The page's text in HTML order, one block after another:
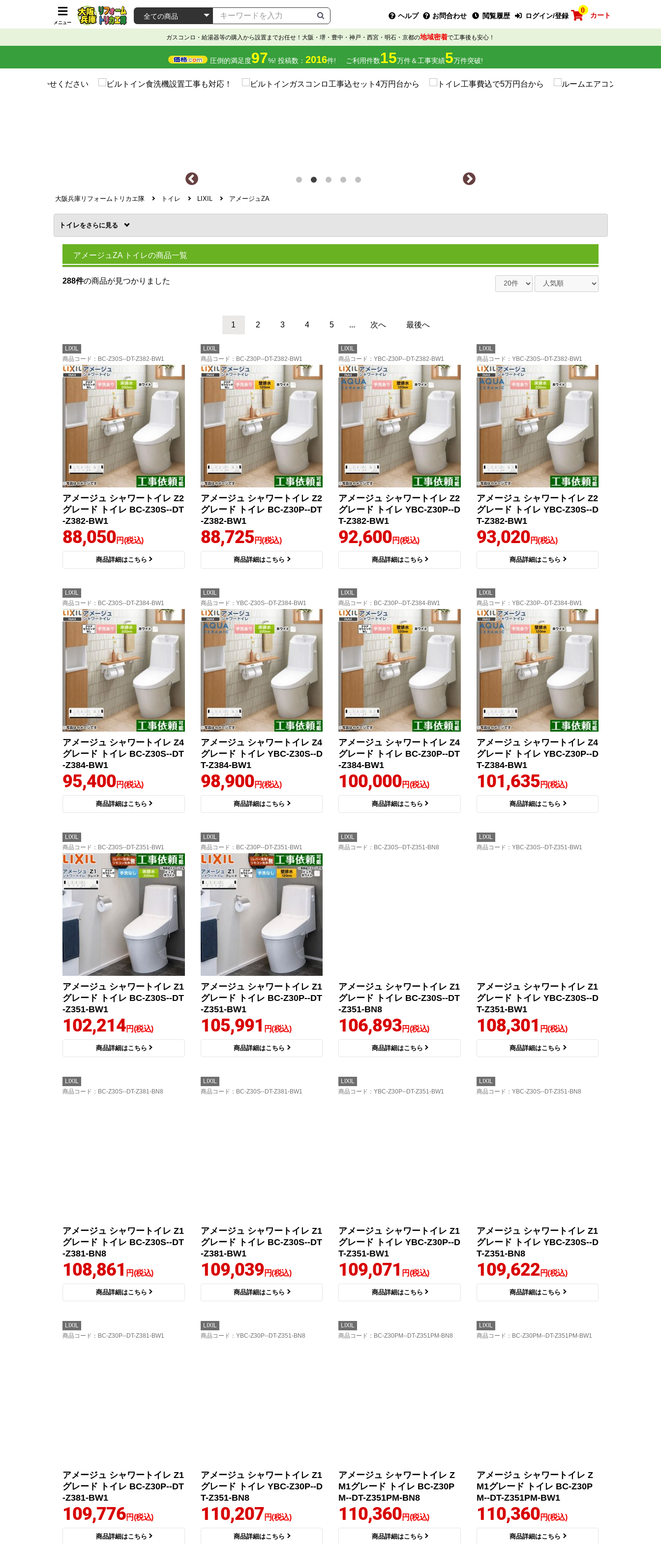
メニュー
ヘルプ お問合わせ 閲覧履歴 ログイン/登録
0
カート
ガスコンロ・給湯器等の購入から設置までお任せ！大阪・堺・豊中・神戸・西宮・明石・京都の地域密着で工事後も安心！
圧倒的満足度97%! 投稿数： 2016件! ご利用件数15万件＆工事実績5万件突破!
大阪兵庫リフォームトリカエ隊 トイレ LIXIL アメージュZA
トイレを
アメージュZA トイレの商品一覧
288件の商品が見つかりました
1 2 3 4 5 ... 次へ 最後へ
LIXIL
商品コード ：BC-Z30S--DT-Z382-BW1
アメージュ シャワートイレ Z2
グレード トイレ BC-Z30S--DT
-Z382-BW1
88,050円(税込)
商品詳細はこちら
LIXIL
商品コード ：BC-Z30P--DT-Z382-BW1
アメージュ シャワートイレ Z2
グレード トイレ BC-Z30P--DT
-Z382-BW1
88,725円(税込)
商品詳細はこちら
LIXIL
商品コード ：YBC-Z30P--DT-Z382-BW1
アメージュ シャワートイレ Z2
グレード トイレ YBC-Z30P--D
T-Z382-BW1
92,600円(税込)
商品詳細はこちら
LIXIL
商品コード ：YBC-Z30S--DT-Z382-BW1
アメージュ シャワートイレ Z2
グレード トイレ YBC-Z30S--D
T-Z382-BW1
93,020円(税込)
商品詳細はこちら
LIXIL
商品コード ：BC-Z30S--DT-Z384-BW1
アメージュ シャワートイレ Z4
グレード トイレ BC-Z30S--DT
-Z384-BW1
95,400円(税込)
商品詳細はこちら
LIXIL
商品コード ：YBC-Z30S--DT-Z384-BW1
アメージュ シャワートイレ Z4
グレード トイレ YBC-Z30S--D
T-Z384-BW1
98,900円(税込)
商品詳細はこちら
LIXIL
商品コード ：BC-Z30P--DT-Z384-BW1
アメージュ シャワートイレ Z4
グレード トイレ BC-Z30P--DT
-Z384-BW1
100,000円(税込)
商品詳細はこちら
LIXIL
商品コード ：YBC-Z30P--DT-Z384-BW1
アメージュ シャワートイレ Z4
グレード トイレ YBC-Z30P--D
T-Z384-BW1
101,635円(税込)
商品詳細はこちら
LIXIL
商品コード ：BC-Z30S--DT-Z351-BW1
アメージュ シャワートイレ Z1
グレード トイレ BC-Z30S--DT
-Z351-BW1
102,214円(税込)
商品詳細はこちら
LIXIL
商品コード ：BC-Z30P--DT-Z351-BW1
アメージュ シャワートイレ Z1
グレード トイレ BC-Z30P--DT
-Z351-BW1
105,991 円(税込)
商品詳細はこちら
LIXIL
商品コード ：BC-Z30S--DT-Z351-BN8
アメージュ シャワートイレ Z1
グレード トイレ BC-Z30S--DT
-Z351-BN8
106,893円(税込)
商品詳細はこちら
LIXIL
商品コード ：YBC-Z30S--DT-Z351-BW1
アメージュ シャワートイレ Z1
グレード トイレ YBC-Z30S--D
T-Z351-BW1
108,301 円(税込)
商品詳細はこちら
LIXIL
商品コード ：BC-Z30S--DT-Z381-BN8
アメージュ シャワートイレ Z1
グレード トイレ BC-Z30S--DT
-Z381-BN8
108,861 円(税込)
商品詳細はこちら
LIXIL
商品コード ：BC-Z30S--DT-Z381-BW1
アメージュ シャワートイレ Z1
グレード トイレ BC-Z30S--DT
-Z381-BW1
109,039円(税込)
商品詳細はこちら
LIXIL
商品コード ：YBC-Z30P--DT-Z351-BW1
アメージュ シャワートイレ Z1
グレード トイレ YBC-Z30P--D
T-Z351-BW1
109,071 円(税込)
商品詳細はこちら
LIXIL
商品コード ：YBC-Z30S--DT-Z351-BN8
アメージュ シャワートイレ Z1
グレード トイレ YBC-Z30S--D
T-Z351-BN8
109,622円(税込)
商品詳細はこちら
LIXIL
商品コード ：BC-Z30P--DT-Z381-BW1
アメージュ シャワートイレ Z1
グレード トイレ BC-Z30P--DT
-Z381-BW1
109,776円(税込)
商品詳細はこちら
LIXIL
商品コード ：YBC-Z30P--DT-Z351-BN8
アメージュ シャワートイレ Z1
グレード トイレ YBC-Z30P--D
T-Z351-BN8
110,207 円(税込)
商品詳細はこちら
LIXIL
商品コード ：BC-Z30PM--DT-Z351PM-BN8
アメージュ シャワートイレ Z
M1グレード トイレ BC-Z30P
M--DT-Z351PM-BN8
110,360円(税込)
商品詳細はこちら
LIXIL
商品コード ：BC-Z30PM--DT-Z351PM-BW1
アメージュ シャワートイレ Z
M1グレード トイレ BC-Z30P
M--DT-Z351PM-BW1
110,360円(税込)
商品詳細はこちら